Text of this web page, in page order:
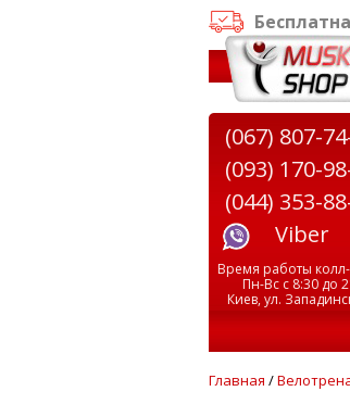
✔ Скидки на
(067) 807-
(093) 170-
(044) 353-
Viber
Время работы
Пн-Вс с 8:30 до
Киев, ул.
Главная /